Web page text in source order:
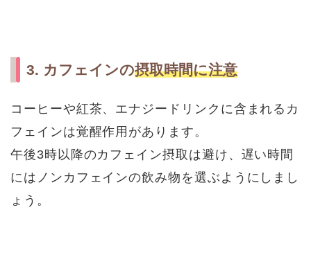
3. カフェインの摂取時間に注意
コーヒーや紅茶、エナジードリンクに含まれるカ
フェインは覚醒作用があります。
午後3時以降のカフェイン摂取は避け、遅い時間
にはノンカフェインの飲み物を選ぶようにしまし
ょう。